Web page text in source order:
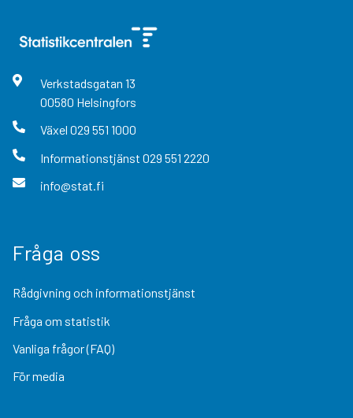
Verkstadsgatan 13
00580 Helsingfors
Växel 029 551 1000
Informationstjänst 029 551 2220
info@stat.fi
Fråga oss
Rådgivning och informationstjänst
Fråga om statistik
Vanliga frågor (FAQ)
För media